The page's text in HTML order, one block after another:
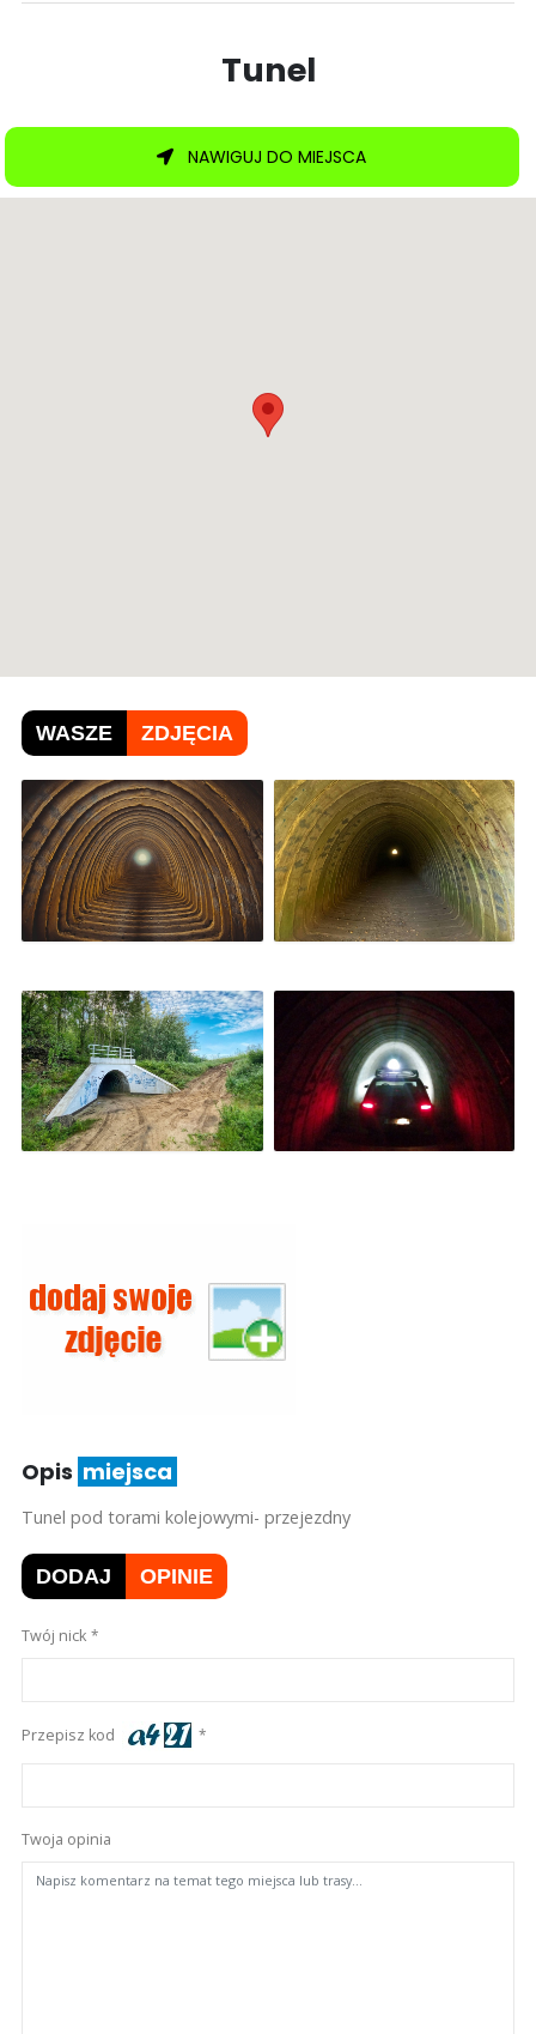
Tunel
NAWIGUJ DO MIEJSCA
WASZE ZDJĘCIA
Opis miejsca
Tunel pod torami kolejowymi- przejezdny
DODAJ OPINIE
Twój nick
Przepisz kod
Twoja opinia